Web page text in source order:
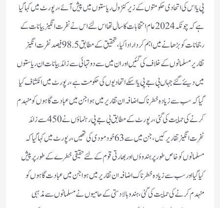
پی یا اس کی اتحادی حکومتوں کے زیر کنٹرول ریاستوں میں پیش آئے،رپورٹ میں کہا گیا
ہے کہ چونکہ 2024 عام انتخابات کا سال تھا اس لئے اس نے نفرت انگیز بیانات کے
رجحانات کو بڑھانے میں اہم کردار ادا کیا،تحقیق کے مطابق 98.5 فیصد نفرت انگیز
تقاریر مسلمانوں کے خلاف کی گئیں اور ان میں سے دوتہائی سے زائد بیانات ان ریاستوں
میں دیئے گئے جہاں بی جے پی یا اسکے اتحادیوں کی حکومت ہے،رپورٹ میں انکشاف کیا
گیا کہ سب سے زیادہ خطرناک اضافہ ان تقاریر میں ہوا جن میں عبادت گاہوں کو منہدم
کرنے کی حمایت کی گئی،رپورٹ کے مطابق بی جے پی رہنماؤں نے 450 سے زائد
نفرت انگیز تقاریر کیں،جن میں سے 63 خود مودی کی تھیں،رپورٹ میں کہاگیا کہ
مسلمانوں کو خاص طور پر ہندوؤں اور بھارتی قوم کےلئے حقیقی خطرے کے طور پر پیش
کیاگیا اور سب سے زیادہ خطرناک اضافہ ان تقاریر میں ہوا جن میں عبادت گاہوں کو
منہدم کرنے کی حمایت کی گئی،ہندو بالا دستی کے حامیوں نے مسلمانوں سے مذہبی